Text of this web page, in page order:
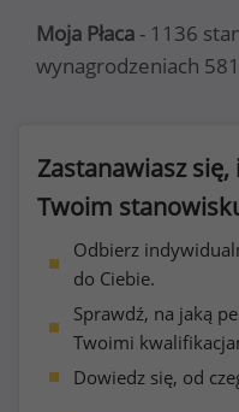
Moja Płaca - 1136
wynagrodzeniach
Zastanawiasz
Twoim
Odbierz
do Ciebie.
Sprawdź, na jaką
Twoimi
Dowiedz się, od